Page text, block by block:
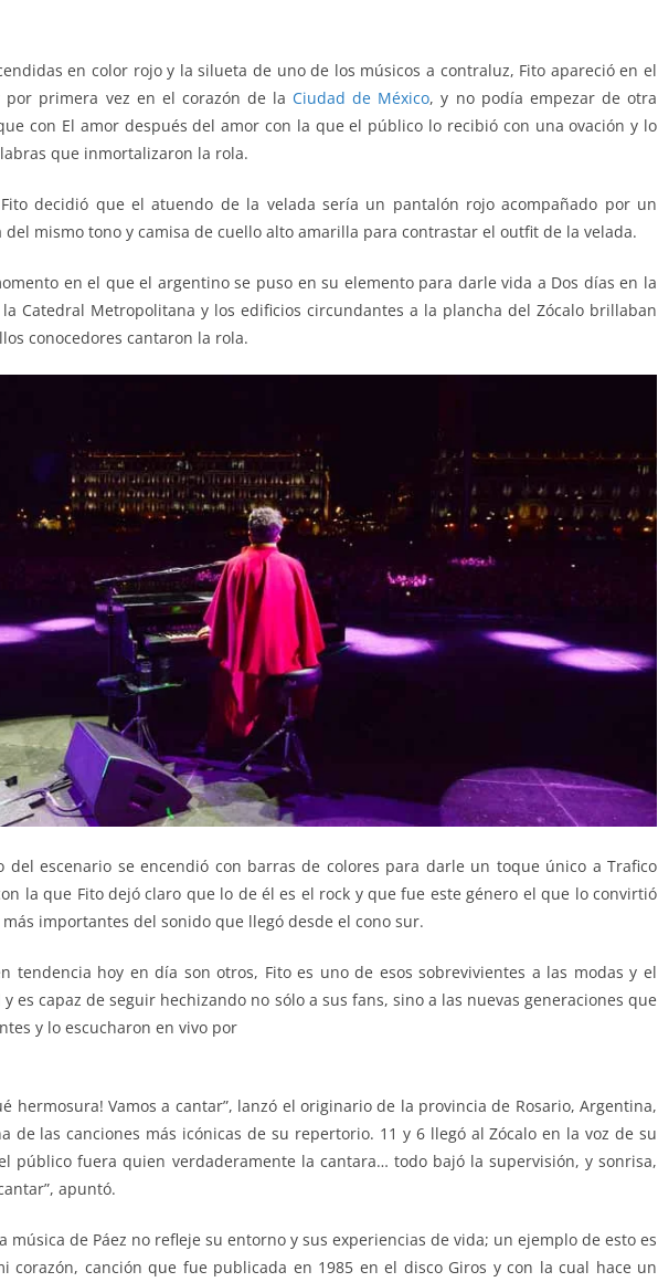
en color rojo y la silueta de uno de los músicos a contraluz, Fito apareció en el
por primera vez en el corazón de la Ciudad de México, y no podía empezar de otra
con El amor después del amor con la que el público lo recibió con una ovación y lo
que inmortalizaron la rola.
decidió que el atuendo de la velada sería un pantalón rojo acompañado por un
del mismo tono y camisa de cuello alto amarilla para contrastar el outfit de la velada.
en el que el argentino se puso en su elemento para darle vida a Dos días en la
Catedral Metropolitana y los edificios circundantes a la plancha del Zócalo brillaban
conocedores cantaron la rola.
del escenario se encendió con barras de colores para darle un toque único a Trafico
la que Fito dejó claro que lo de él es el rock y que fue este género el que lo convirtió
importantes del sonido que llegó desde el cono sur.
tendencia hoy en día son otros, Fito es uno de esos sobrevivientes a las modas y el
es capaz de seguir hechizando no sólo a sus fans, sino a las nuevas generaciones que
y lo escucharon en vivo por
hermosura! Vamos a cantar”, lanzó el originario de la provincia de Rosario, Argentina,
de las canciones más icónicas de su repertorio. 11 y 6 llegó al Zócalo en la voz de su
público fuera quien verdaderamente la cantara… todo bajó la supervisión, y sonrisa,
apuntó.
música de Páez no refleje su entorno y sus experiencias de vida; un ejemplo de esto es
corazón, canción que fue publicada en 1985 en el disco Giros y con la cual hace un